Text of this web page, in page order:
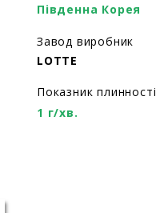
Південна Корея
Завод виробник
LOTTE
Показник плинності
1 г/хв.